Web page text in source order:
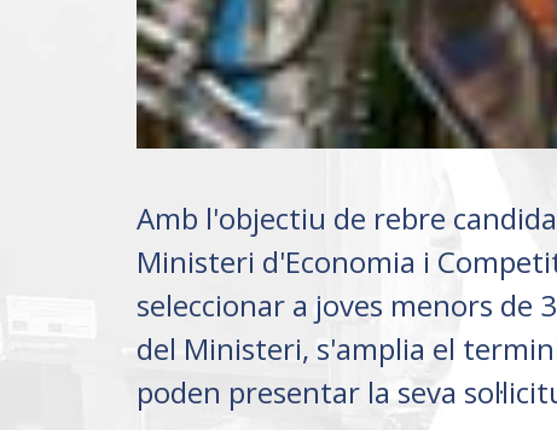
Amb l'objectiu de rebre
Ministeri d'Economia i
seleccionar a joves menors de
del Ministeri, s'amplia el
poden presentar la seva